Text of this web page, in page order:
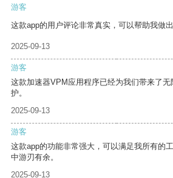
游客
这款app的用户评论非常真实，可以帮助我做出
2025-09-13
游客
这款加速器VPM应用程序已经为我们带来了
护。
2025-09-13
游客
这款app的功能非常强大，可以满足我所有的
中游刃有余。
2025-09-13